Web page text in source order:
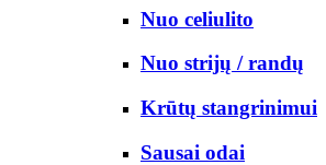
Nuo celiulito
Nuo strijų / randų
Krūtų stangrinimui
Sausai odai